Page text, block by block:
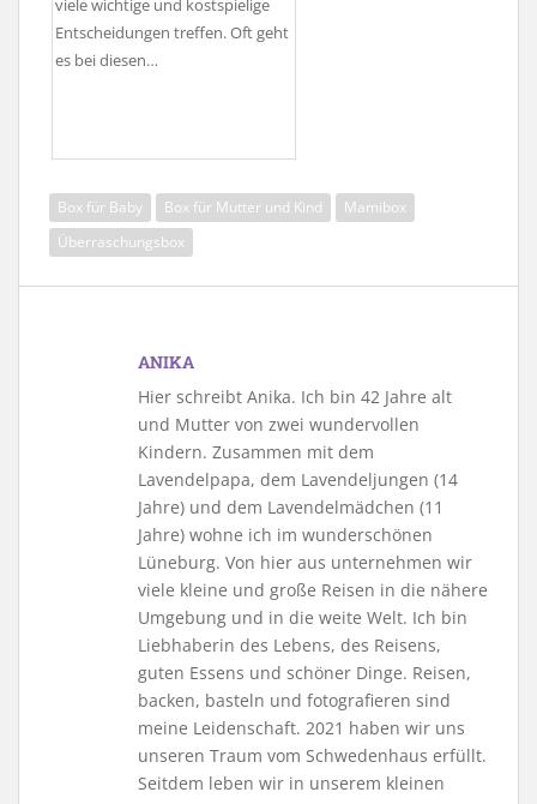
viele wichtige und kostspielige
Entscheidungen treffen. Oft geht
es bei diesen…
Box für Baby Box für Mutter und Kind
Mamibox
Überraschungsbox
ANIKA
Hier schreibt Anika. Ich bin 42 Jahre alt
und Mutter von zwei wundervollen
Kindern. Zusammen mit dem
Lavendelpapa, dem Lavendeljungen (14
Jahre) und dem Lavendelmädchen (11
Jahre) wohne ich im wunderschönen
Lüneburg. Von hier aus unternehmen wir
viele kleine und große Reisen in die nähere
Umgebung und in die weite Welt. Ich bin
Liebhaberin des Lebens, des Reisens,
guten Essens und schöner Dinge. Reisen,
backen, basteln und fotografieren sind
meine Leidenschaft. 2021 haben wir uns
unseren Traum vom Schwedenhaus erfüllt.
Seitdem leben wir in unserem kleinen